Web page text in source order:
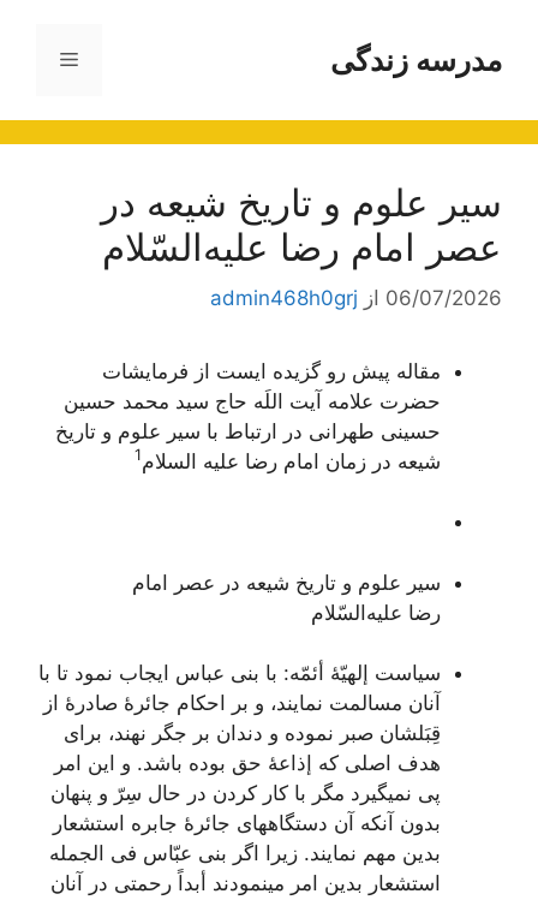
محتوامدرسه زندگی فهرست
سير علوم‌ و تاريخ‌ شيعه‌ در
عصر امام‌ رضا عليه‌السّلام
06/07/2026 از admin468h0grj
مقاله پیش رو گزیده ایست از فرمایشات
حضرت علامه آیت اللَه حاج سید محمد حسین
حسینی طهرانی در ارتباط با سیر علوم و تاریخ
شیعه در زمان امام رضا علیه السلام1
سير علوم‌ و تاريخ‌ شيعه‌ در عصر امام‌
رضا عليه‌السّلام
سياست‌ إلهيّۀ أئمّه‌: با بنی عباس‌ ايجاب‌ نمود تا با
آنان‌ مسالمت‌ نمايند، و بر احکام‌ جائرۀ صادرۀ از
قِبَلشان‌ صبر نموده‌ و دندان‌ بر جگر نهند، برای
هدف‌ اصلی که‌ إذاعۀ حق‌ بوده‌ باشد. و اين‌ امر
پی نمیگيرد مگر با کار کردن‌ در حال‌ سِرّ و پنهان‌
بدون‌ آنکه‌ آن‌ دستگاههای جائرۀ جابره‌ استشعار
بدين‌ مهم‌ نمايند. زيرا اگر بنی عبّاس‌ فی الجمله‌
استشعار بدين‌ امر مینمودند أبداً رحمتی در آنان‌